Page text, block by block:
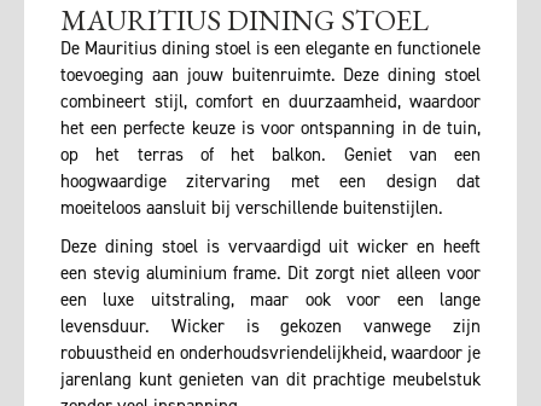
MAURITIUS DINING STOEL
De Mauritius dining stoel is een elegante en functionele
toevoeging aan jouw buitenruimte. Deze dining stoel
combineert stijl, comfort en duurzaamheid, waardoor
het een perfecte keuze is voor ontspanning in de tuin,
op het terras of het balkon. Geniet van een
hoogwaardige zitervaring met een design dat
moeiteloos aansluit bij verschillende buitenstijlen.
Deze dining stoel is vervaardigd uit wicker en heeft
een stevig aluminium frame. Dit zorgt niet alleen voor
een luxe uitstraling, maar ook voor een lange
levensduur. Wicker is gekozen vanwege zijn
robuustheid en onderhoudsvriendelijkheid, waardoor je
jarenlang kunt genieten van dit prachtige meubelstuk